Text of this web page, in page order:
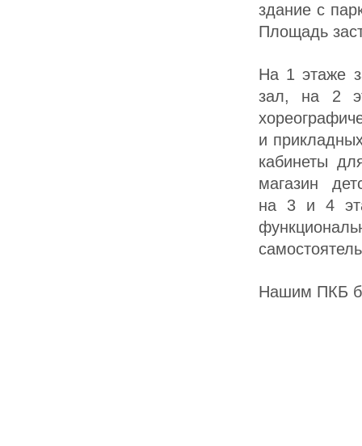
здание с
Площадь
На 1 этаже
зал, на 2
и
кабинеты
магазин
на 3 и 4
Нашим ПКБ